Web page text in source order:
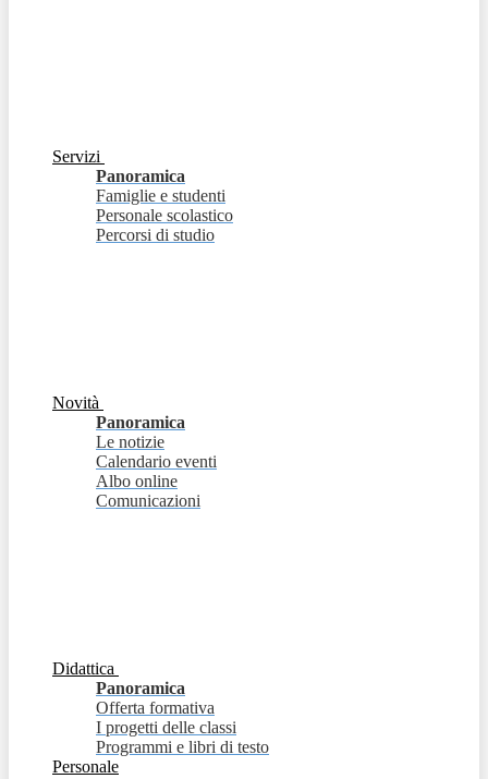
Servizi
Panoramica
Famiglie e studenti
Personale scolastico
Percorsi di studio
Novità
Panoramica
Le notizie
Calendario eventi
Albo online
Comunicazioni
Didattica
Panoramica
Offerta formativa
I progetti delle classi
Programmi e libri di testo
Personale